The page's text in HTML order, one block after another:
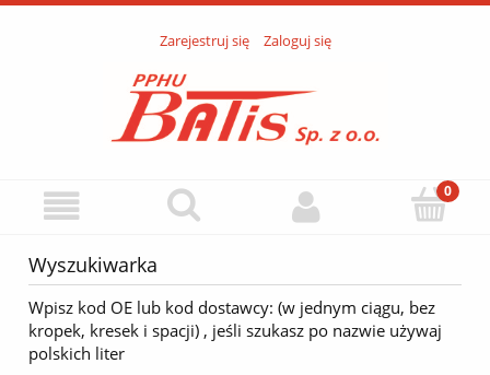
Zarejestruj się Zaloguj się
Wyszukiwarka
Wpisz kod OE lub kod dostawcy: (w jednym ciągu, bez
kropek, kresek i spacji) , jeśli szukasz po nazwie używaj
polskich liter